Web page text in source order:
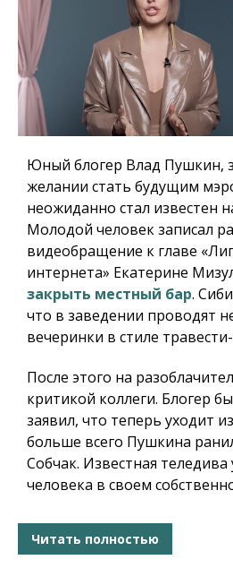
Юный блогер Влад Пушкин,
желании стать будущим
неожиданно стал известен
Молодой человек записал
видеобращение к главе
интернета» Екатерине
закрыть местный бар.
что в заведении проводят
вечеринки в стиле
После этого на
критикой коллеги. Блогер
заявил, что теперь уходит
больше всего Пушкина
Собчак. Известная
человека в своем
Читать полностью